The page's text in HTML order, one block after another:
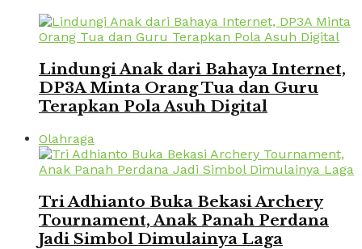
Lindungi Anak dari Bahaya Internet,
DP3A Minta Orang Tua dan Guru
Terapkan Pola Asuh Digital
Olahraga
Tri Adhianto Buka Bekasi Archery
Tournament, Anak Panah Perdana
Jadi Simbol Dimulainya Laga